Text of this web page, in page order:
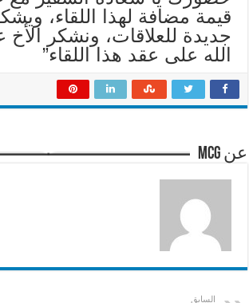
قيمة مضافة لهذا اللقاء،
جديدة للعلاقات، ونشكر الأخ
الله على عقد هذا اللقاء”
عن mcg
السابق